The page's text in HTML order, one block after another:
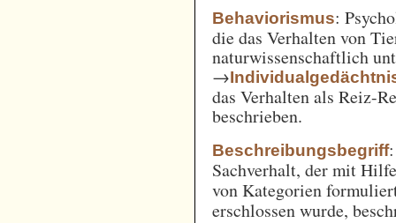
Behaviorismus:
die das Verhalten von
naturwissenschaftlich
→
das Verhalten als Reiz-
beschrieben.
Beschreibungsbegriff
Sachverhalt, der mit
von Kategorien
erschlossen wurde,